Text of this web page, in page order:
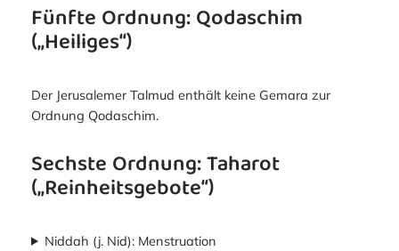
Fünfte Ordnung: Qodaschim
(„Heiliges“)
Der Jerusalemer Talmud enthält keine Gemara zur
Ordnung Qodaschim.
Sechste Ordnung: Taharot
(„Reinheitsgebote“)
Niddah (j. Nid): Menstruation